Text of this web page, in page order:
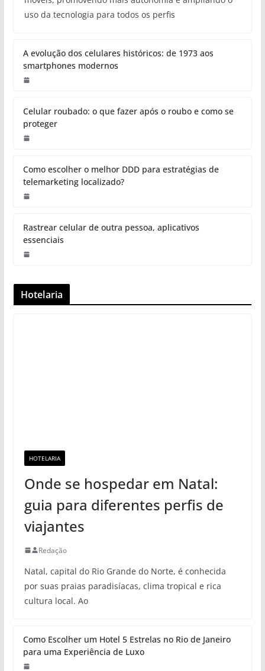
uso da tecnologia para todos os perfis
A evolução dos celulares históricos: de 1973 aos
smartphones modernos
Celular roubado: o que fazer após o roubo e como se
proteger
Como escolher o melhor DDD para estratégias de
telemarketing localizado?
Rastrear celular de outra pessoa, aplicativos
essenciais
Hotelaria
HOTELARIA
Onde se hospedar em Natal:
guia para diferentes perfis de
viajantes
Redação
Natal, capital do Rio Grande do Norte, é conhecida
por suas praias paradisíacas, clima tropical e rica
cultura local. Ao
Como Escolher um Hotel 5 Estrelas no Rio de Janeiro
para uma Experiência de Luxo